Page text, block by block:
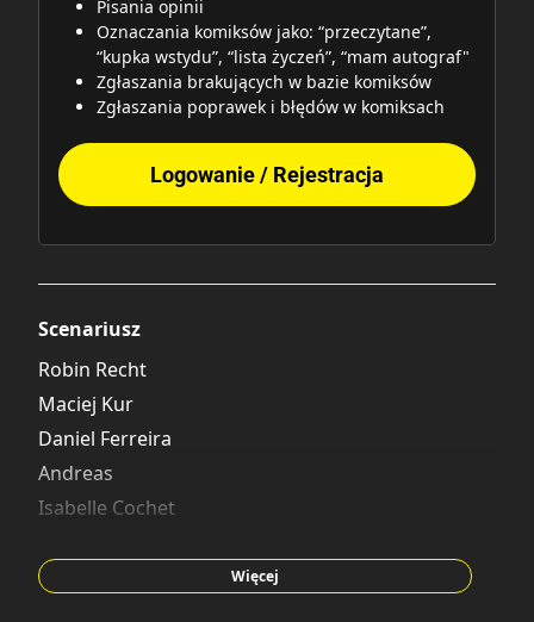
Pisania opinii
Oznaczania komiksów jako: “przeczytane”,
“kupka wstydu”, “lista życzeń”, “mam autograf"
Zgłaszania brakujących w bazie komiksów
Zgłaszania poprawek i błędów w komiksach
Logowanie / Rejestracja
Scenariusz
Robin Recht
Maciej Kur
Daniel Ferreira
Andreas
Isabelle Cochet
Pierre Dubois
Więcej